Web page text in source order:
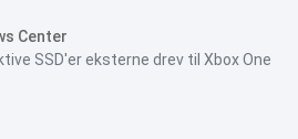
Center
SSD'er eksterne drev til Xbox One